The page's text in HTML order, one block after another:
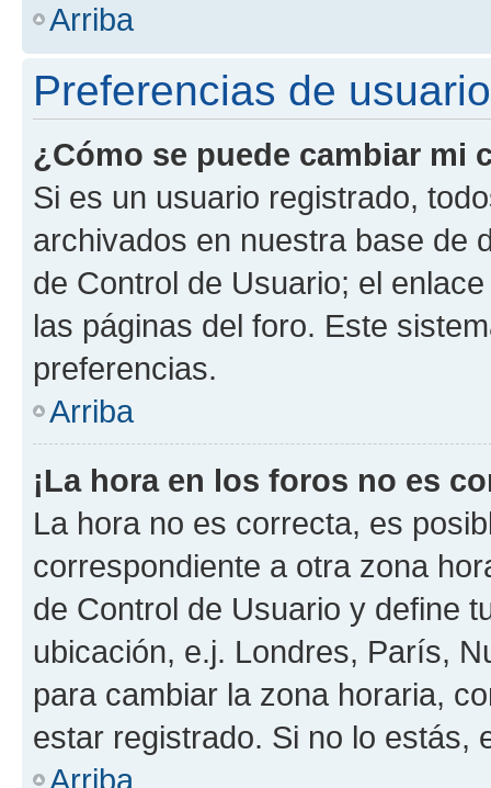
Arriba
Preferencias de
¿Cómo se puede cambiar mi
Si es un usuario registrado,
archivados en nuestra base de
de Control de Usuario; el
las páginas del foro. Este
preferencias.
Arriba
¡La hora en los foros no es
La hora no es correcta, es
correspondiente a otra zona
de Control de Usuario y define
ubicación, e.j. Londres, París,
para cambiar la zona horaria,
estar registrado. Si no lo estás,
Arriba